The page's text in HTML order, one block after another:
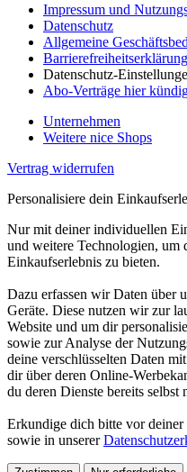
Impressum und
Datenschutz
Allgemeine
Barrierefreiheitserklärung
Datenschutz-
Abo-Verträge hier
Unternehmen
Weitere nice Shops
Vertrag widerrufen
Personalisiere dein
Nur mit deiner individuellen
und weitere Technologien, um
Einkaufserlebnis zu bieten.
Dazu erfassen wir Daten über
Geräte. Diese nutzen wir zur
Website und um dir
sowie zur Analyse der
deine verschlüsselten Daten
dir über deren Online-
du deren Dienste bereits selbst
Erkundige dich bitte vor
sowie in unserer